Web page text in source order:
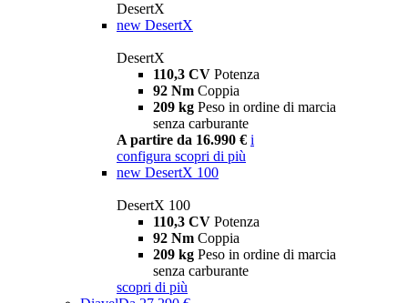
DesertX
new DesertX
DesertX
110,3 CV Potenza
92 Nm Coppia
209 kg Peso in ordine di marcia
senza carburante
A partire da 16.990 € i
configura scopri di più
new DesertX 100
DesertX 100
110,3 CV Potenza
92 Nm Coppia
209 kg Peso in ordine di marcia
senza carburante
scopri di più